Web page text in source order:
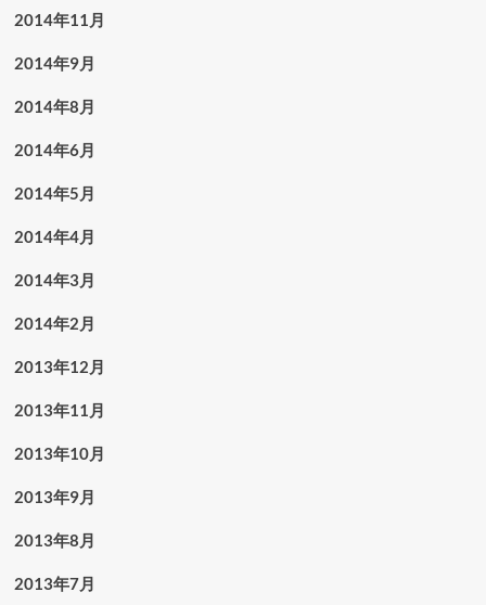
2014年11月
2014年9月
2014年8月
2014年6月
2014年5月
2014年4月
2014年3月
2014年2月
2013年12月
2013年11月
2013年10月
2013年9月
2013年8月
2013年7月